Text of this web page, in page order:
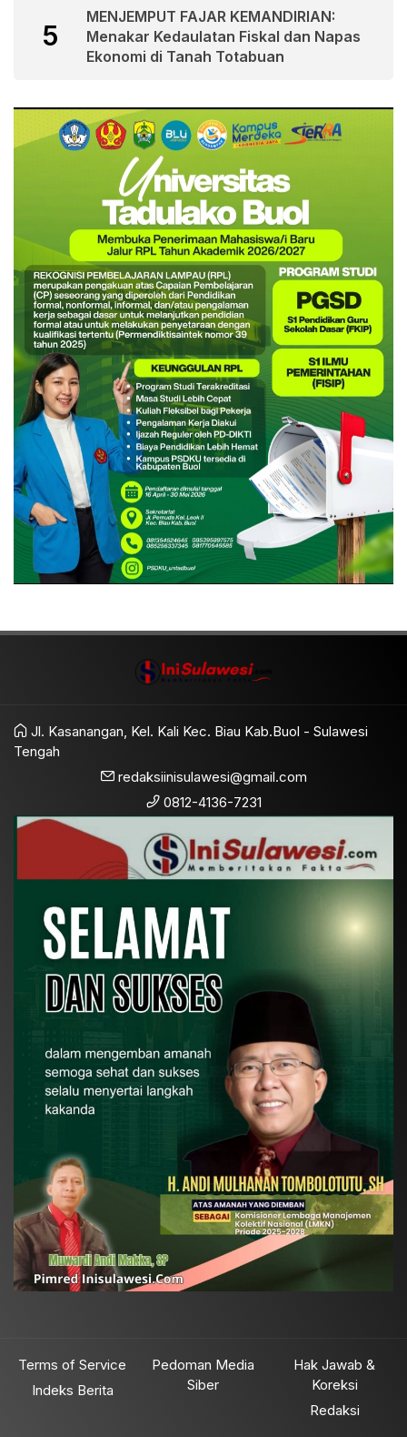
5
MENJEMPUT FAJAR KEMANDIRIAN:
Menakar Kedaulatan Fiskal dan Napas
Ekonomi di Tanah Totabuan
Jl. Kasanangan, Kel. Kali Kec. Biau Kab.Buol - Sulawesi
Tengah
redaksiinisulawesi@gmail.com
0812-4136-7231
Terms of Service
Indeks Berita
Pedoman Media
Siber
Hak Jawab &
Koreksi
Redaksi